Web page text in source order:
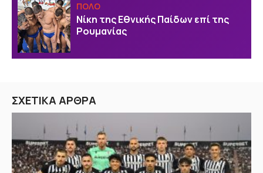
ΠΟΛΟ
Νίκη της Εθνικής Παίδων επί της
Ρουμανίας
ΣΧΕΤΙΚΑ ΑΡΘΡΑ